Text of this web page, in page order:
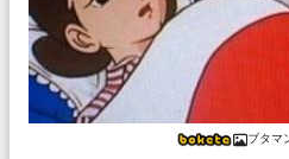
ブタマ